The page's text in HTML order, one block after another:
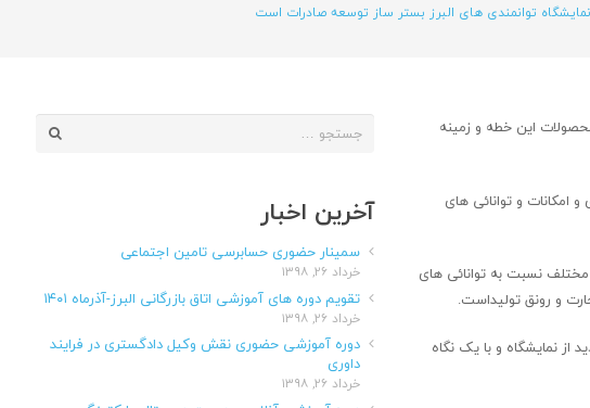
نمایشگاه توانمندی های البرز بستر ساز توسعه صادرات است
این خطه و زمینه
امکانات و توانائی های
مختلف نسبت به توانائی های
و رونق تولیداست.
از نمایشگاه و با یک نگاه
جستجو
آخرین اخبار
سمینار حضوری حسابرسی تامین اجتماعی
خرداد ۲۶, ۱۳۹۸
تقویم دوره های آموزشی اتاق بازرگانی البرز-آذرماه ۱۴۰۱
خرداد ۲۶, ۱۳۹۸
دوره آموزشی حضوری نقش وکیل دادگستری در فرایند
داوری
خرداد ۲۶, ۱۳۹۸